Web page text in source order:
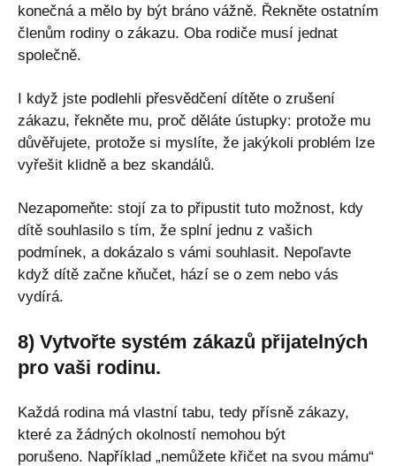
konečná a mělo by být bráno vážně. Řekněte ostatním
členům rodiny o zákazu. Oba rodiče musí jednat
společně.
I když jste podlehli přesvědčení dítěte o zrušení
zákazu, řekněte mu, proč děláte ústupky: protože mu
důvěřujete, protože si myslíte, že jakýkoli problém lze
vyřešit klidně a bez skandálů.
Nezapomeňte: stojí za to připustit tuto možnost, kdy
dítě souhlasilo s tím, že splní jednu z vašich
podmínek, a dokázalo s vámi souhlasit. Nepoľavte
když dítě začne kňučet, hází se o zem nebo vás
vydírá.
8) Vytvořte systém zákazů přijatelných
pro vaši rodinu.
Každá rodina má vlastní tabu, tedy přísně zákazy,
které za žádných okolností nemohou být
porušeno. Například „nemůžete křičet na svou mámu“